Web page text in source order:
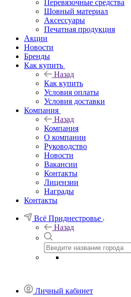
Перевязочные средства
Шовный материал
Аксессуары
Печатная продукция
Акции
Новости
Бренды
Как купить
Назад
Как купить
Условия оплаты
Условия доставки
Компания
Назад
Компания
О компании
Руководство
Новости
Вакансии
Контакты
Лицензии
Награды
Контакты
Всё Приднестровье
Назад
Личный кабинет